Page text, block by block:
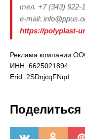
тел. +7 (343) 922-
e-mail:
https://polyplast-
Реклама компании
ИНН: 6625021894
Erid: 2SDnjcqFNqd
Поделиться